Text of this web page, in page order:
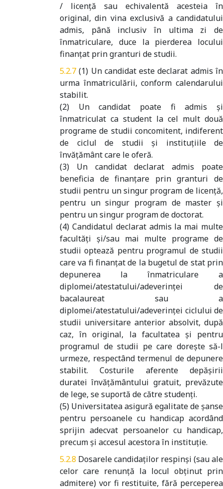
/ licență sau echivalentă acesteia în
original, din vina exclusivă a candidatului
admis, până inclusiv în ultima zi de
înmatriculare, duce la pierderea locului
finanțat prin granturi de studii.
(1) Un candidat este declarat admis în
urma înmatriculării, conform calendarului
stabilit.
(2) Un candidat poate fi admis şi
înmatriculat ca student la cel mult două
programe de studii concomitent, indiferent
de ciclul de studii şi instituţiile de
învăţământ care le oferă.
(3) Un candidat declarat admis poate
beneficia de finanţare prin granturi de
studii pentru un singur program de licenţă,
pentru un singur program de master şi
pentru un singur program de doctorat.
(4) Candidatul declarat admis la mai multe
facultăţi şi/sau mai multe programe de
studii optează pentru programul de studii
care va fi finanţat de la bugetul de stat prin
depunerea la înmatriculare a
diplomei/atestatului/adeverinţei de
bacalaureat sau a
diplomei/atestatului/adeverinţei ciclului de
studii universitare anterior absolvit, după
caz, în original, la facultatea şi pentru
programul de studii pe care doreşte să-l
urmeze, respectând termenul de depunere
stabilit. Costurile aferente depăşirii
duratei învăţământului gratuit, prevăzute
de lege, se suportă de către studenţi.
(5) Universitatea asigură egalitate de şanse
pentru persoanele cu handicap acordând
sprijin adecvat persoanelor cu handicap,
precum şi accesul acestora în instituţie.
Dosarele candidaților respinși (sau ale
celor care renunță la locul obținut prin
admitere) vor fi restituite, fără perceperea